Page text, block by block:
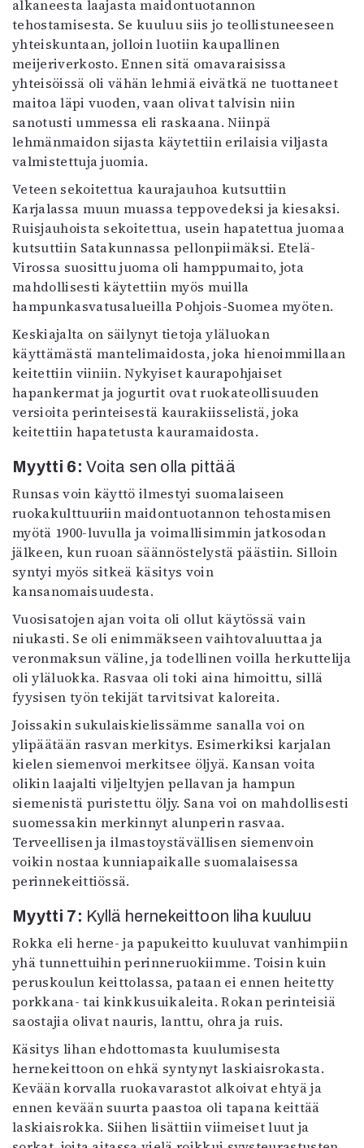
alkaneesta laajasta maidontuotannon
tehostamisesta. Se kuuluu siis jo teollistuneeseen
yhteiskuntaan, jolloin luotiin kaupallinen
meijeriverkosto. Ennen sitä omavaraisissa
yhteisöissä oli vähän lehmiä eivätkä ne tuottaneet
maitoa läpi vuoden, vaan olivat talvisin niin
sanotusti ummessa eli raskaana. Niinpä
lehmänmaidon sijasta käytettiin erilaisia viljasta
valmistettuja juomia.
Veteen sekoitettua kaurajauhoa kutsuttiin
Karjalassa muun muassa teppovedeksi ja kiesaksi.
Ruisjauhoista sekoitettua, usein hapatettua juomaa
kutsuttiin Satakunnassa pellonpiimäksi. Etelä-
Virossa suosittu juoma oli hamppumaito, jota
mahdollisesti käytettiin myös muilla
hampunkasvatusalueilla Pohjois-Suomea myöten.
Keskiajalta on säilynyt tietoja yläluokan
käyttämästä mantelimaidosta, joka hienoimmillaan
keitettiin viiniin. Nykyiset kaurapohjaiset
hapankermat ja jogurtit ovat ruokateollisuuden
versioita perinteisestä kaurakiisselistä, joka
keitettiin hapatetusta kauramaidosta.
Myytti 6: Voita sen olla pittää
Runsas voin käyttö ilmestyi suomalaiseen
ruokakulttuuriin maidontuotannon tehostamisen
myötä 1900-luvulla ja voimallisimmin jatkosodan
jälkeen, kun ruoan säännöstelystä päästiin. Silloin
syntyi myös sitkeä käsitys voin
kansanomaisuudesta.
Vuosisatojen ajan voita oli ollut käytössä vain
niukasti. Se oli enimmäkseen vaihtovaluuttaa ja
veronmaksun väline, ja todellinen voilla herkuttelija
oli yläluokka. Rasvaa oli toki aina himoittu, sillä
fyysisen työn tekijät tarvitsivat kaloreita.
Joissakin sukulaiskielissämme sanalla voi on
ylipäätään rasvan merkitys. Esimerkiksi karjalan
kielen siemenvoi merkitsee öljyä. Kansan voita
olikin laajalti viljeltyjen pellavan ja hampun
siemenistä puristettu öljy. Sana voi on mahdollisesti
suomessakin merkinnyt alunperin rasvaa.
Terveellisen ja ilmastoystävällisen siemenvoin
voikin nostaa kunniapaikalle suomalaisessa
perinnekeittiössä.
Myytti 7: Kyllä hernekeittoon liha kuuluu
Rokka eli herne- ja papukeitto kuuluvat vanhimpiin
yhä tunnettuihin perinneruokiimme. Toisin kuin
peruskoulun keittolassa, pataan ei ennen heitetty
porkkana- tai kinkkusuikaleita. Rokan perinteisiä
saostajia olivat nauris, lanttu, ohra ja ruis.
Käsitys lihan ehdottomasta kuulumisesta
hernekeittoon on ehkä syntynyt las­kiais­rokasta.
Kevään korvalla ruokavarastot alkoivat ehtyä ja
ennen kevään suurta paastoa oli tapana keittää
laskiaisrokka. Siihen lisättiin viimeiset luut ja